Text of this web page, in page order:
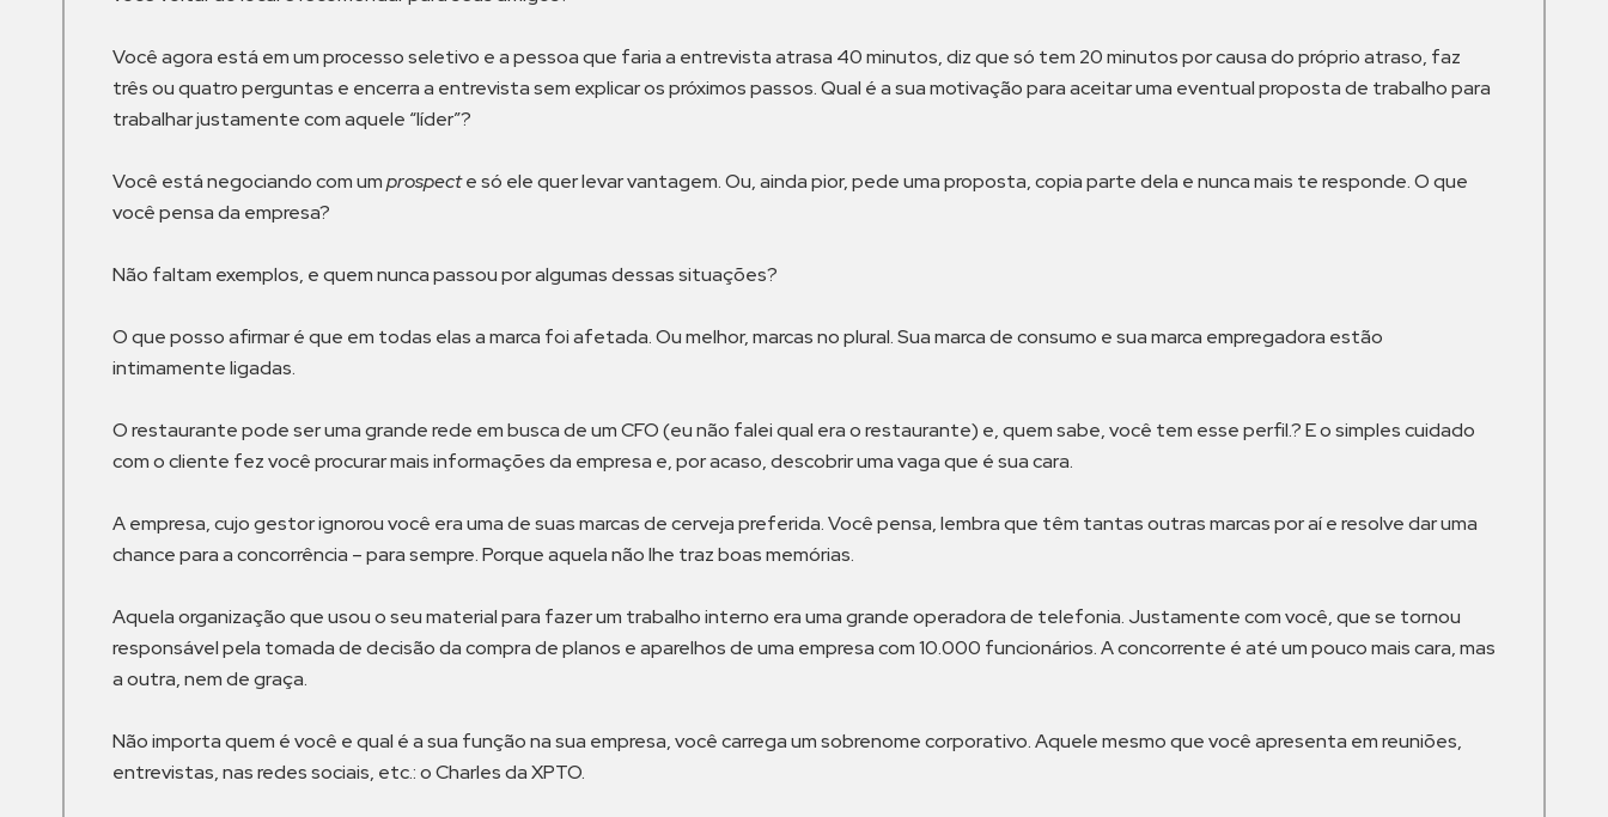
Você agora está em um processo seletivo e a pessoa que faria a entrevista atrasa 40 minutos, diz que só tem 20 minutos por causa do próprio atraso, faz
três ou quatro perguntas e encerra a entrevista sem explicar os próximos passos. Qual é a sua motivação para aceitar uma eventual proposta de trabalho para
trabalhar justamente com aquele “líder”?
Você está negociando com umprospecte só ele quer levar vantagem. Ou, ainda pior, pede uma proposta, copia parte dela e nunca mais te responde. O que
você pensa da empresa?
Não faltam exemplos, e quem nunca passou por algumas dessas situações?
O que posso afirmar é que em todas elas a marca foi afetada. Ou melhor, marcas no plural. Sua marca de consumo e sua marca empregadora estão
intimamente ligadas.
O restaurante pode ser uma grande rede em busca de um CFO (eu não falei qual era o restaurante) e, quem sabe, você tem esse perfil.? E o simples cuidado
com o cliente fez você procurar mais informações da empresa e, por acaso, descobrir uma vaga que é sua cara.
A empresa, cujo gestor ignorou você era uma de suas marcas de cerveja preferida. Você pensa, lembra que têm tantas outras marcas por aí e resolve dar uma
chance para a concorrência – para sempre. Porque aquela não lhe traz boas memórias.
Aquela organização que usou o seu material para fazer um trabalho interno era uma grande operadora de telefonia. Justamente com você, que se tornou
responsável pela tomada de decisão da compra de planos e aparelhos de uma empresa com 10.000 funcionários. A concorrente é até um pouco mais cara, mas
a outra, nem de graça.
Não importa quem é você e qual é a sua função na sua empresa, você carrega um sobrenome corporativo. Aquele mesmo que você apresenta em reuniões,
entrevistas, nas redes sociais, etc.: o Charles da XPTO.